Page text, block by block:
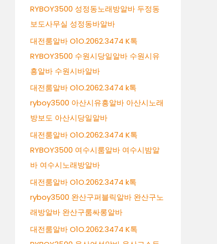
RYBOY3500 성정동노래방알바 두정동
보도사무실 성정동바알바
대전룸알바 O1O.2062.3474 K톡
RYBOY3500 수원시당일알바 수원시유
흥알바 수원시바알바
대전룸알바 O1O.2062.3474 k톡
ryboy3500 아산시유흥알바 아산시노래
방보도 아산시당일알바
대전룸알바 O1O.2062.3474 K톡
RYBOY3500 여수시룸알바 여수시밤알
바 여수시노래방알바
대전룸알바 O1O.2062.3474 k톡
ryboy3500 완산구퍼블릭알바 완산구노
래방알바 완산구룸싸롱알바
대전룸알바 O1O.2062.3474 K톡